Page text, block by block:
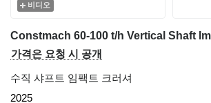
비디오
Constmach 60-100 t/h Vertical Shaft
가격은 요청 시 공개
수직 샤프트 임팩트 크러셔
2025